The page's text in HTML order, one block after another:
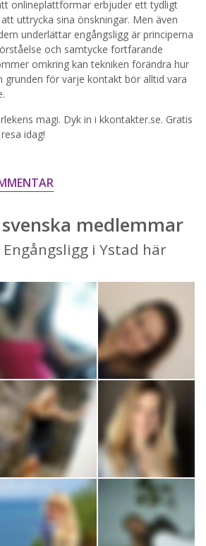
när jag vill.
STARTA NU!
onlineplattformar erbjuder ett tydligt
uttrycka sina önskningar. Men även
underlättar engångsligg är principerna
och samtycke fortfarande
omkring kan tekniken förändra hur
grunden för varje kontakt bör alltid vara
magi. Dyk in i kkontakter.se. Gratis
idag!
medlemmar
i Ystad här